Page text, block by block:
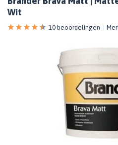
Wit
10 beoordelingen